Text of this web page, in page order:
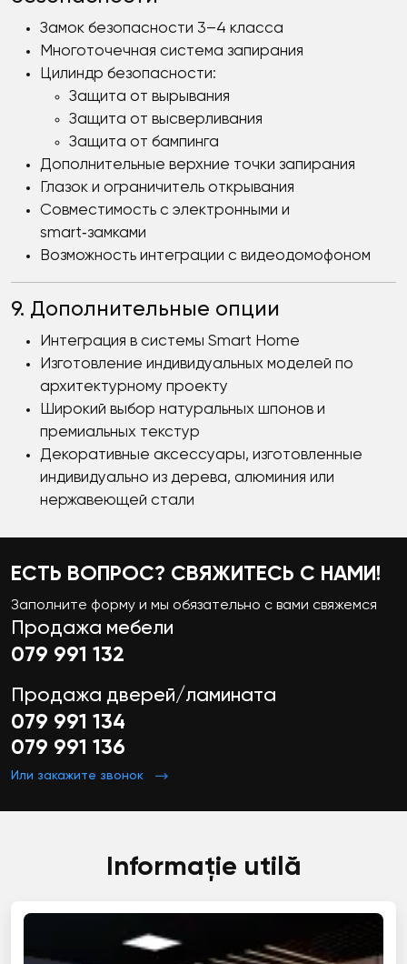
Замок безопасности 3–4 класса
Многоточечная система запирания
Цилиндр безопасности:
Защита от вырывания
Защита от высверливания
Защита от бампинга
Дополнительные верхние точки запирания
Глазок и ограничитель открывания
Совместимость с электронными и
smart‑замками
Возможность интеграции с видеодомофоном
9. Дополнительные опции
Интеграция в системы Smart Home
Изготовление индивидуальных моделей по
архитектурному проекту
Широкий выбор натуральных шпонов и
премиальных текстур
Декоративные аксессуары, изготовленные
индивидуально из дерева, алюминия или
нержавеющей стали
ЕСТЬ ВОПРОС? СВЯЖИТЕСЬ С НАМИ!
Заполните форму и мы обязательно с вами свяжемся
Продажа мебели
079 991 132
Продажа дверей/ламината
079 991 134
079 991 136
Или закажите звонок
Informație utilă